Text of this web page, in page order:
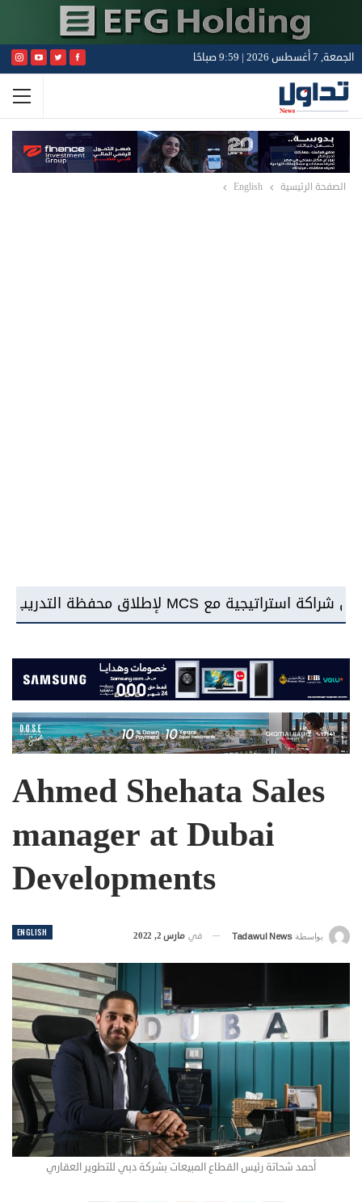
الجمعة, 7 أغسطس 2026 | 9:59 صباحًا
الصفحة الرئيسية English
Ahmed Shehata Sales
manager at Dubai
Developments
ENGLISH بواسطة Tadawul News في مارس 2, 2022
أحمد شحاتة رئيس القطاع المبيعات بشركة دبي للتطوير العقاري